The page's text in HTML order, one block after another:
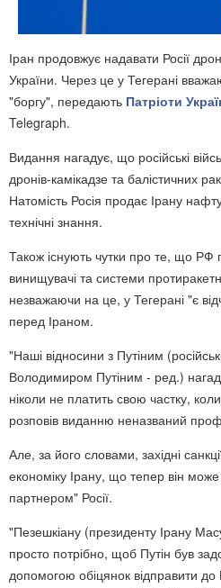
Іран продовжує надавати Росії
України. Через це у Тегерані
"боргу", передають Патріоти
Telegraph.
Видання нагадує, що російські
дронів-камікадзе та балістичних
Натомість Росія продає Ірану
технічні знання.
Також існують чутки про те, що РФ
винищувачі та системи
незважаючи на це, у Тегерані "є
перед Іраном.
"Наші відносини з Путіним
Володимиром Путіним - ред.)
ніколи не платить свою частку,
розповів виданню неназваний
Але, за його словами, західні
економіку Ірану, що тепер він
партнером" Росії.
"Пезешкіану (президенту Ірану
просто потрібно, щоб Путін був
допомогою обіцянок відправити до